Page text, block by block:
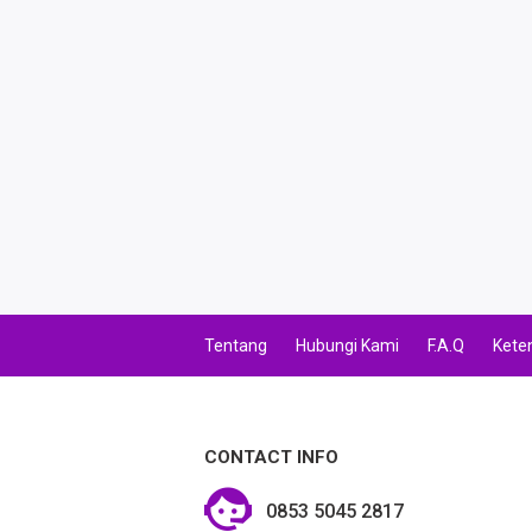
Tentang Hubungi Kami F.A.Q
CONTACT INFO
0853 5045 2817